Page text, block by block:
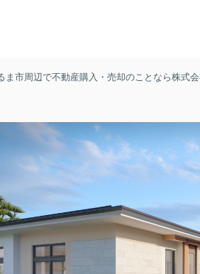
ま市周辺で不動産購入・売却のことなら株式